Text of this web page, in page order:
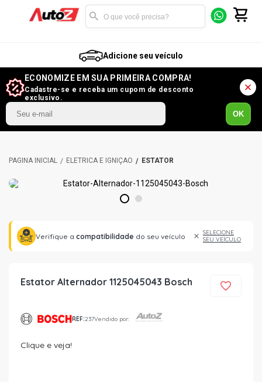
Adicione seu veículo
ECONOMIZE EM SUA PRIMEIRA COMPRA!
Cadastre-se e receba um cupom de desconto
exclusivo.
OK
ELÉTRICA E IGNIÇÃO ESTATOR
1 2
Verifique a compatibilidade do seu veículo
SELECIONE
SEU VEÍCULO
Estator Alternador 1125045043 Bosch
REF:237Vendido por:
Clique e veja!